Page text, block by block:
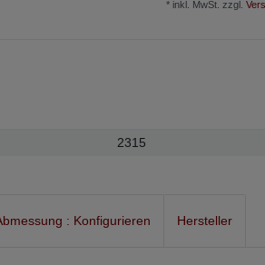
* inkl. MwSt. zzgl.
2315
: Konfigurieren Hersteller